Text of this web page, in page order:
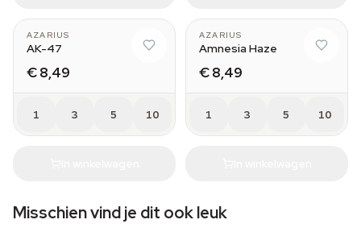
AZARIUS
AK-47
€ 8,49
1 3 5 10
AZARIUS
Amnesia Haze
€ 8,49
1 3 5 10
Misschien vind je dit ook leuk